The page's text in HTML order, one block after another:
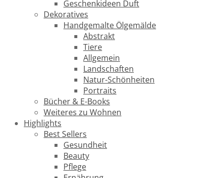
Geschenkideen Duft
Dekoratives
Handgemalte Ölgemälde
Abstrakt
Tiere
Allgemein
Landschaften
Natur-Schönheiten
Portraits
Bücher & E-Books
Weiteres zu Wohnen
Highlights
Best Sellers
Gesundheit
Beauty
Pflege